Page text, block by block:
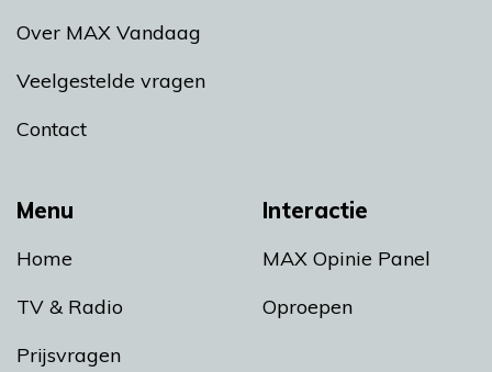
Menu
Home
TV & Radio
Prijsvragen
Interactie
MAX Opinie Panel
Oproepen
Over MAX Vandaag
Veelgestelde vragen
Contact